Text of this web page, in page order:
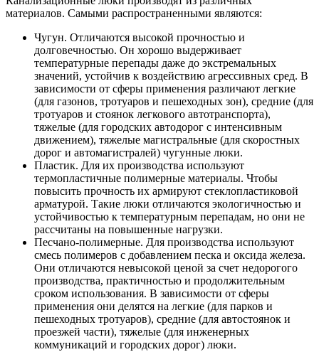
материалов. Самыми распространенными являются:
Чугун. Отличаются высокой прочностью и
долговечностью. Он хорошо выдерживает
температурные перепады даже до экстремальных
значений, устойчив к воздействию агрессивных сред. В
зависимости от сферы применения различают легкие
(для газонов, тротуаров и пешеходных зон), средние (для
тротуаров и стоянок легкового автотранспорта),
тяжелые (для городских автодорог с интенсивным
движением), тяжелые магистральные (для скоростных
дорог и автомагистралей) чугунные люки.
Пластик. Для их производства используют
термопластичные полимерные материалы. Чтобы
повысить прочность их армируют стеклопластиковой
арматурой. Такие люки отличаются экологичностью и
устойчивостью к температурным перепадам, но они не
рассчитаны на повышенные нагрузки.
Песчано-полимерные. Для производства используют
смесь полимеров с добавлением песка и оксида железа.
Они отличаются невысокой ценой за счет недорогого
производства, практичностью и продолжительным
сроком использования. В зависимости от сферы
применения они делятся на легкие (для парков и
пешеходных тротуаров), средние (для автостоянок и
проезжей части), тяжелые (для инженерных
коммуникаций и городских дорог) люки.